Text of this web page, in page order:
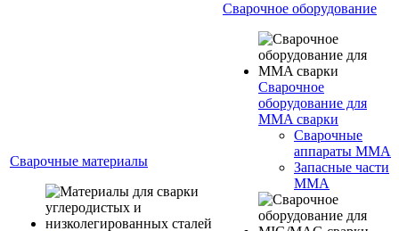
Сварочные материалы
Сварочное оборудование
Сварочное
оборудование для
MMA сварки
Сварочные
аппараты MMA
Запасные части
MMA